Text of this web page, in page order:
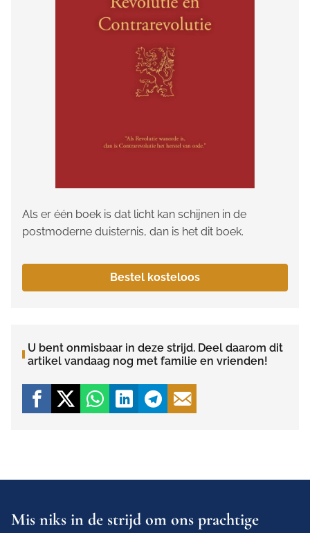
Als er één boek is dat licht kan schijnen in de
postmoderne duisternis, dan is het dit boek.
Bestel kosteloos
U bent onmisbaar in deze strijd. Deel daarom dit
artikel vandaag nog met familie en vrienden!
Mis niks in de strijd om ons prachtige